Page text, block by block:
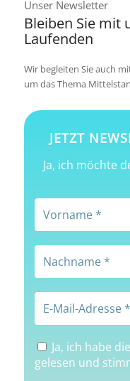
Unser Newsletter
Bleiben Sie mit
Laufenden
Wir begleiten Sie auch
um das Thema
JETZT
Ja, ich möchte
Ja, ich habe
gelesen und